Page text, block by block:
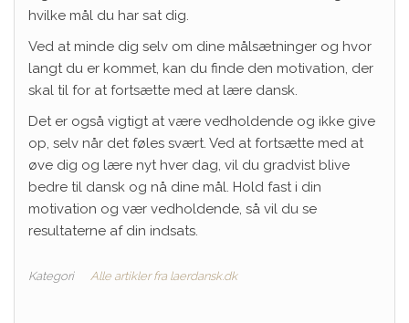
hvilke mål du har sat dig.
Ved at minde dig selv om dine målsætninger og hvor
langt du er kommet, kan du finde den motivation, der
skal til for at fortsætte med at lære dansk.
Det er også vigtigt at være vedholdende og ikke give
op, selv når det føles svært. Ved at fortsætte med at
øve dig og lære nyt hver dag, vil du gradvist blive
bedre til dansk og nå dine mål. Hold fast i din
motivation og vær vedholdende, så vil du se
resultaterne af din indsats.
Kategori Alle artikler fra laerdansk.dk